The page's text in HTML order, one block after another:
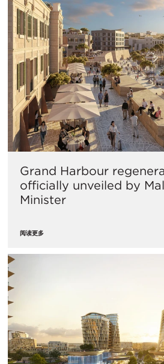
Grand Harbour
officially unveiled by
Minister
阅读更多